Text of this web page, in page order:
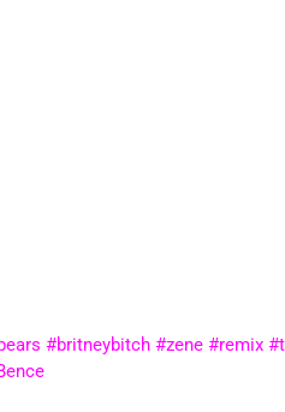
#britneybitch #zene #remix